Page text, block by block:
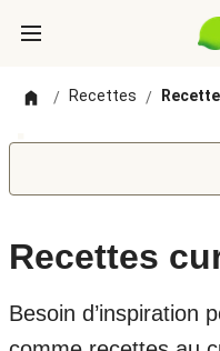
/ Recettes /
Recettes
Besoin d’inspiration